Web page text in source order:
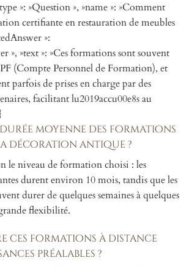
»: »Question », »name »: »Comment
certifiante en restauration de meubles
»:
», »text »: »Ces formations sont souvent
(Compte Personnel de Formation), et
parfois de prises en charge par des
facilitant lu2019accu00e8s au
moyenne des formations
décoration antique ?
le niveau de formation choisi : les
durent environ 10 mois, tandis que les
durer de quelques semaines à quelques
flexibilité.
ces formations à distance
préalables ?